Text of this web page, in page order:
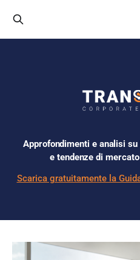
Approfondimenti e analisi
e tendenze di
Scarica gratuitamente la